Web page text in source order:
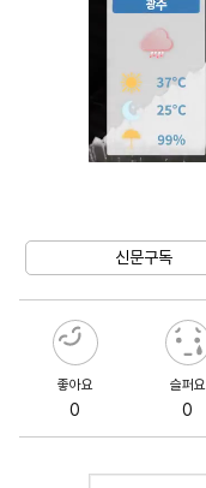
신문구독
좋아요
0
슬퍼요
0